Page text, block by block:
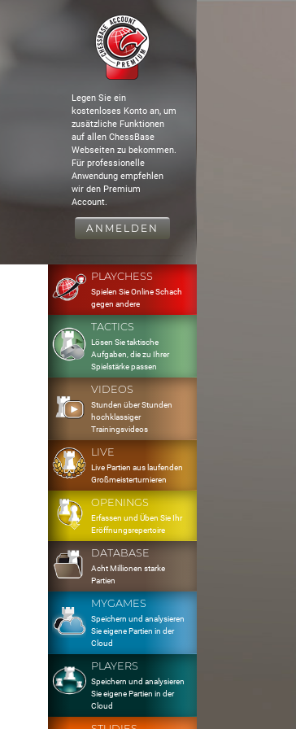
Legen Sie ein
kostenloses Konto an, um
zusätzliche Funktionen
auf allen ChessBase
Webseiten zu bekommen.
Für professionelle
Anwendung empfehlen
wir den Premium
Account.
ANMELDEN
PLAYCHESS
Spielen Sie Online Schach
gegen andere
TACTICS
Lösen Sie taktische
Aufgaben, die zu Ihrer
Spielstärke passen
VIDEOS
Stunden über Stunden
hochklassiger
Trainingsvideos
LIVE
Live Partien aus laufenden
Großmeisterturnieren
OPENINGS
Erfassen und Üben Sie Ihr
Eröffnungsrepertoire
DATABASE
Acht Millionen starke
Partien
MYGAMES
Speichern und analysieren
Sie eigene Partien in der
Cloud
PLAYERS
Speichern und analysieren
Sie eigene Partien in der
Cloud